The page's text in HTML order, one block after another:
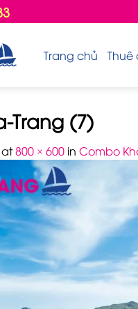
Trang chủ Thuê
Trang (7)
at800 × 600 in Combo